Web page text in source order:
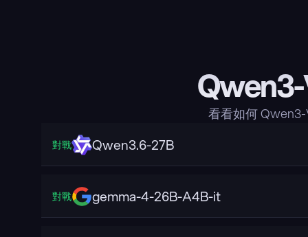
看看如何
對戰 Qwen3.6-27B
對戰 gemma-4-26B-A4B-it